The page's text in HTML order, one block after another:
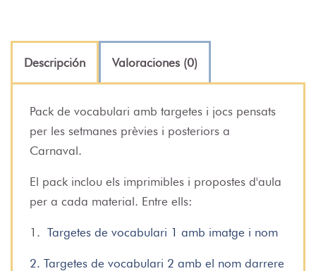
Descripción Valoraciones (0)
Pack de vocabulari amb targetes i jocs pensats
per les setmanes prèvies i posteriors a
Carnaval.
El pack inclou els imprimibles i propostes d'aula
per a cada material. Entre ells:
1. Targetes de vocabulari 1 amb imatge i nom
2. Targetes de vocabulari 2 amb el nom darrere